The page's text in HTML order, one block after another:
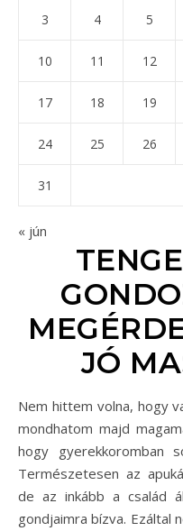
3 4 5
10 11 12
17 18 19
24 25 26
31
« jún
JÓ
Nem hittem volna, hogy valaha tengerimalac tulajdonosnak
mondhatom majd
hogy gyerekkoromban
Természetesen az
de az inkább a család
gondjaimra bízva. Ezáltal